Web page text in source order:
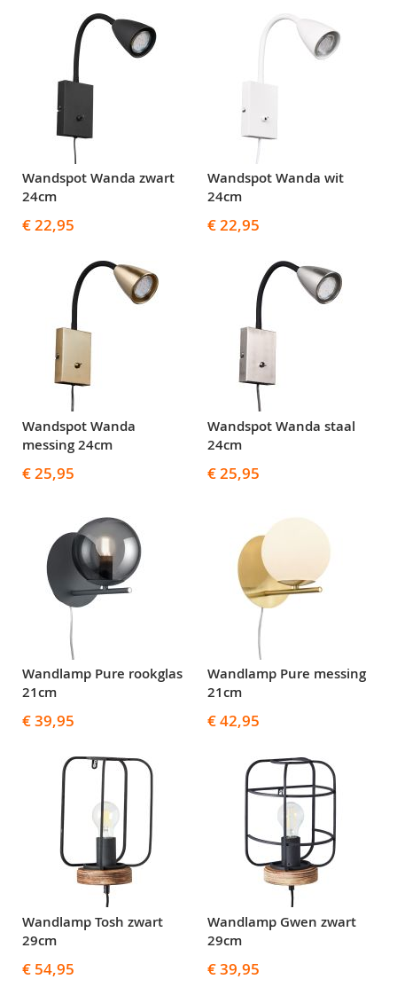
Wandspot Wanda zwart
24cm
€ 22,95
Wandspot Wanda wit
24cm
€ 22,95
Wandspot Wanda
messing 24cm
€ 25,95
Wandspot Wanda staal
24cm
€ 25,95
Wandlamp Pure rookglas
21cm
€ 39,95
Wandlamp Pure messing
21cm
€ 42,95
Wandlamp Tosh zwart
29cm
€ 54,95
Wandlamp Gwen zwart
29cm
€ 39,95